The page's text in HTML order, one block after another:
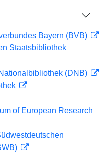
Bayern (BVB)
Staatsbibliothek
(DNB)
of European Research